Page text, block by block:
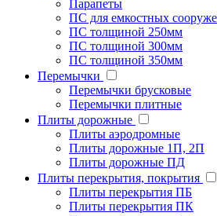
Парапеты
ПС для емкостных
ПС толщиной 250мм
ПС толщиной 300мм
ПС толщиной 350мм
Перемычки
Перемычки брусковые
Перемычки плитные
Плиты дорожные
Плиты аэродромные
Плиты дорожные 1П, 2П
Плиты дорожные ПД
Плиты перекрытия, покрытия
Плиты перекрытия ПБ
Плиты перекрытия ПК